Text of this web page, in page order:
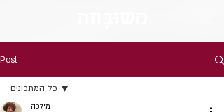
Post
כל המתכונים
מילכה